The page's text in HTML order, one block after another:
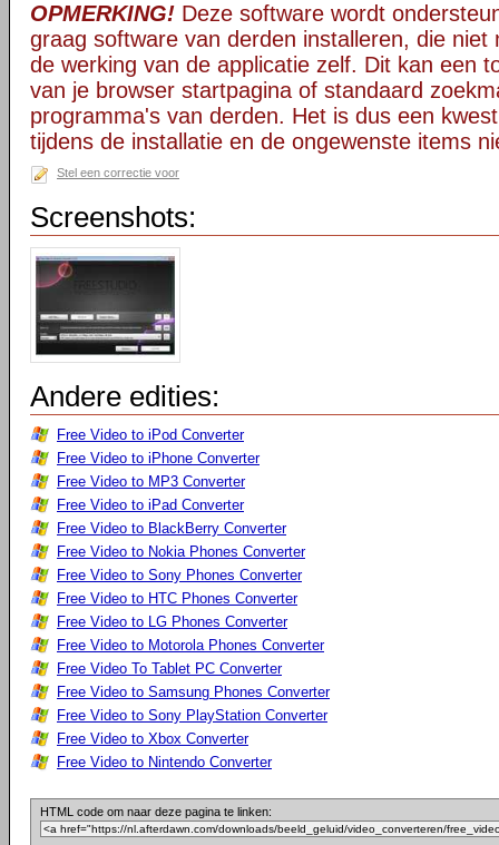
OPMERKING! Deze software wordt
graag software van derden installeren, die niet
de werking van de applicatie zelf. Dit kan een
van je browser startpagina of standaard
programma's van derden. Het is dus een
tijdens de installatie en de ongewenste items
Stel een correctie voor
Screenshots:
Andere edities:
Free Video to iPod Converter
Free Video to iPhone Converter
Free Video to MP3 Converter
Free Video to iPad Converter
Free Video to BlackBerry Converter
Free Video to Nokia Phones Converter
Free Video to Sony Phones Converter
Free Video to HTC Phones Converter
Free Video to LG Phones Converter
Free Video to Motorola Phones Converter
Free Video To Tablet PC Converter
Free Video to Samsung Phones Converter
Free Video to Sony PlayStation Converter
Free Video to Xbox Converter
Free Video to Nintendo Converter
HTML code om naar deze pagina te linken: